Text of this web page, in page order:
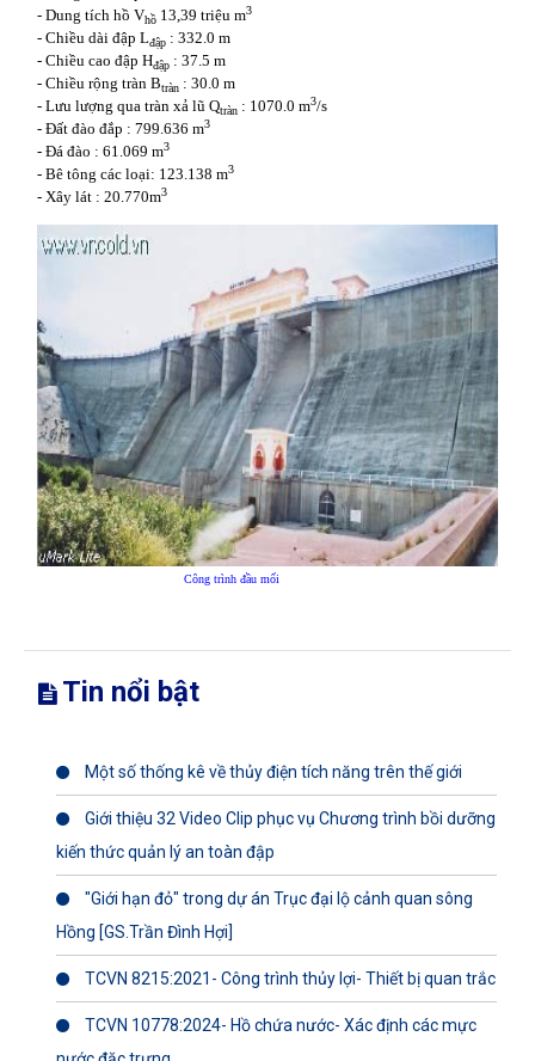
- Dung tích hồ Vhồ 13,39 triệu m3
- Chiều dài đập Lđập : 332.0 m
- Chiều cao đập Hđập : 37.5 m
- Chiều rộng tràn Btràn : 30.0 m
- Lưu lượng qua tràn xả lũ Qtràn : 1070.0 m3/s
- Đất đào đắp : 799.636 m3
- Đá đào : 61.069 m3
- Bê tông các loại: 123.138 m3
- Xây lát : 20.770m3
Công trình đầu mối
Tin nổi bật
Một số thống kê về thủy điện tích năng trên thế giới
Giới thiệu 32 Video Clip phục vụ Chương trình bồi dưỡng
kiến thức quản lý an toàn đập
"Giới hạn đỏ" trong dự án Trục đại lộ cảnh quan sông
Hồng [GS.Trần Đình Hợi]
TCVN 8215:2021- Công trình thủy lợi- Thiết bị quan trắc
TCVN 10778:2024- Hồ chứa nước- Xác định các mực